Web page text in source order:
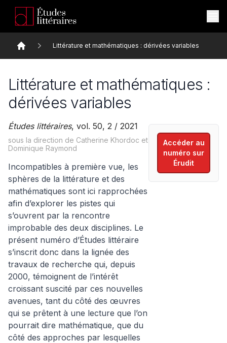
Accueil
Littérature et mathématiques : dérivées variables
Littérature et mathématiques :
dérivées variables
Études littéraires, vol. 50, 2 / 2021
sous la direction de Catherine Khordoc et
Dominique Raymond
Incompatibles à première vue, les
sphères de la littérature et des
mathématiques sont ici rapprochées
afin d’explorer les pistes qui
s’ouvrent par la rencontre
improbable des deux disciplines. Le
présent numéro d’Études littéraire
s’inscrit donc dans la lignée des
travaux de recherche qui, depuis
2000, témoignent de l’intérêt
croissant suscité par ces nouvelles
avenues, tant du côté des œuvres
qui se prêtent à une lecture que l’on
pourrait dire mathématique, que du
côté des approches par lesquelles
Accéder au
numéro sur
Érudit